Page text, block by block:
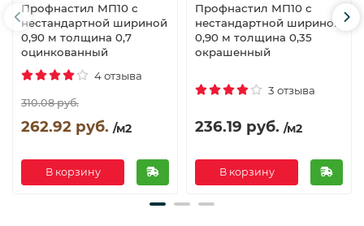
Профнастил МП10 с
нестандартной шириной
0,90 м толщина 0,7
оцинкованный
4 отзыва
310.08 руб.
262.92 руб. /м2
В корзину
Профнастил МП10 с
нестандартной шириной
0,90 м толщина 0,35
окрашенный
3 отзыва
236.19 руб. /м2
В корзину